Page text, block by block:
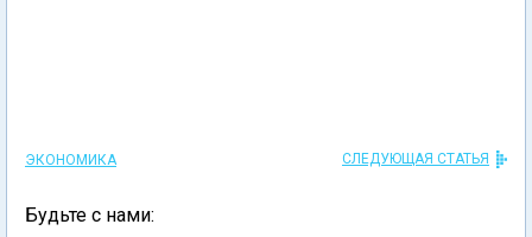
ЭКОНОМИКА СЛЕДУЮЩАЯ СТАТЬЯ
Будьте с нами: